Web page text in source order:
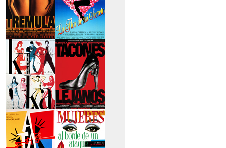
>Carne trémula
>La flor de mi
secreto
>Kika >Tacones lejanos